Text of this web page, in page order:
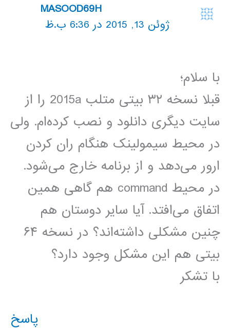
MASOOD69H
ژوئن 13, 2015 در 6:36 ب.ظ
با سلام؛
قبلا نسخه ۳۲ بیتی متلب 2015a را از
سایت دیگری دانلود و نصب کرده‌ام. ولی
در محیط سیمولینک هنگام ران کردن
ارور می‌دهد و از برنامه خارج می‌شود.
در محیط command هم گاهی همین
اتفاق می‌افتد. آیا سایر دوستان هم
چنین مشکلی داشته‌اند؟ در نسخه ۶۴
بیتی هم این مشکل وجود دارد؟
با تشکر
پاسخ